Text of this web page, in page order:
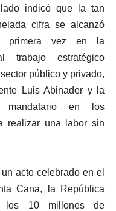
indicó que la tan
cifra se alcanzó
primera vez en la
estratégico
público y privado,
Luis Abinader y la
en los
realizar una labor sin
acto celebrado en el
Cana, la República
los 10 millones de